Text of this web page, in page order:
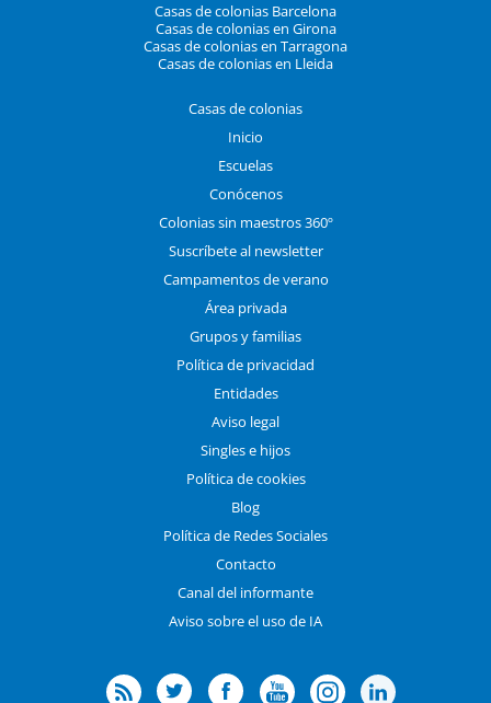
Casas de colonias Barcelona
Casas de colonias en Girona
Casas de colonias en Tarragona
Casas de colonias en Lleida
Casas de colonias
Inicio
Escuelas
Conócenos
Colonias sin maestros 360º
Suscríbete al newsletter
Campamentos de verano
Área privada
Grupos y familias
Política de privacidad
Entidades
Aviso legal
Singles e hijos
Política de cookies
Blog
Política de Redes Sociales
Contacto
Canal del informante
Aviso sobre el uso de IA